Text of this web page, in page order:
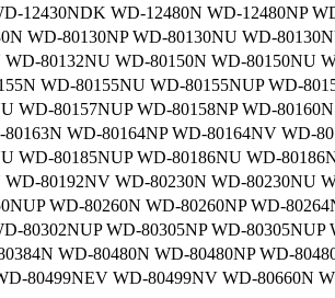
12430NDK WD-12480N WD-12480NP
WD-80130NP WD-80130NU WD-
80132NU WD-80150N WD-80150NU
WD-80155NU WD-80155NUP WD-
WD-80157NUP WD-80158NP WD-
WD-80164NP WD-80164NV WD-
WD-80185NUP WD-80186NU WD-
80192NV WD-80230N WD-80230NU
WD-80260N WD-80260NP WD-
80302NUP WD-80305NP WD-80305NUP
WD-80480N WD-80480NP WD-
80499NEV WD-80499NV WD-80660N